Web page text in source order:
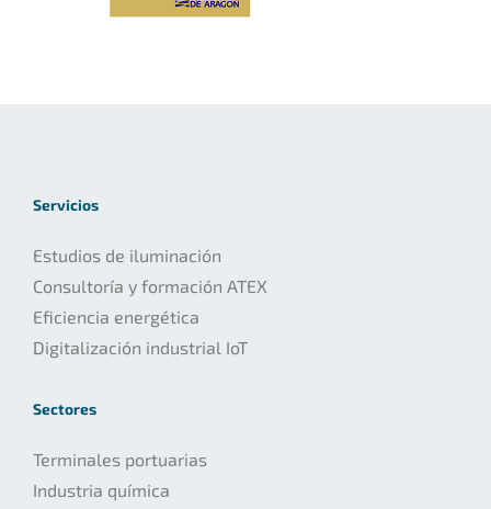
Servicios
Estudios de iluminación
Consultoría y formación ATEX
Eficiencia energética
Digitalización industrial IoT
Sectores
Terminales portuarias
Industria química